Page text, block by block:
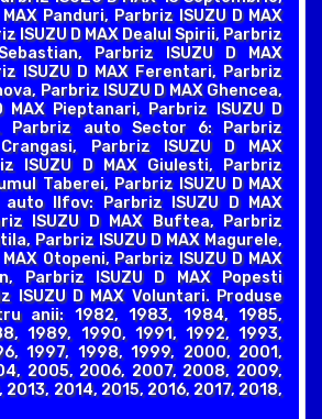
Panduri, Parbriz ISUZU D MAX
ISUZU D MAX Dealul Spirii, Parbriz
Parbriz ISUZU D MAX
ISUZU D MAX Ferentari, Parbriz
Parbriz ISUZU D MAX Ghencea,
MAX Pieptanari, Parbriz ISUZU D
Parbriz auto Sector 6: Parbriz
Parbriz ISUZU D MAX
ISUZU D MAX Giulesti, Parbriz
Taberei, Parbriz ISUZU D MAX
Ilfov: Parbriz ISUZU D MAX
ISUZU D MAX Buftea, Parbriz
Parbriz ISUZU D MAX Magurele,
Otopeni, Parbriz ISUZU D MAX
Parbriz ISUZU D MAX Popesti
ISUZU D MAX Voluntari. Produse
anii: 1982, 1983, 1984, 1985,
1989, 1990, 1991, 1992, 1993,
1997, 1998, 1999, 2000, 2001,
2005, 2006, 2007, 2008, 2009,
2013, 2014, 2015, 2016, 2017, 2018,